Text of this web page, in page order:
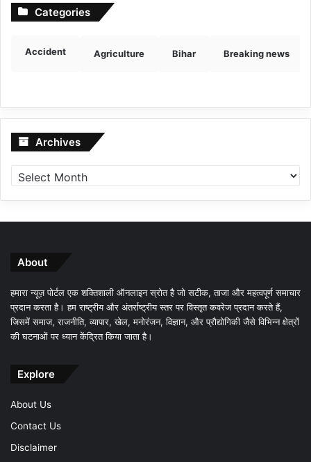
Categories
Accident Agriculture Bihar Breaking news
Archives Archives
About
हमारा न्यूज़ पोर्टल एक शक्तिशाली ऑनलाइन स्रोत है जो सटीक, ताजा और महत्वपूर्ण समाचार
प्रदान करता है। हम राष्ट्रीय और अंतर्राष्ट्रीय स्तर पर विस्तृत कवरेज प्रदान करते हैं,
जिसमें समाज, राजनीति, व्यापार, खेल, मनोरंजन, विज्ञान, और प्रौद्योगिकी जैसे विभिन्न क्षेत्रों
की घटनाओं पर ध्यान केंद्रित किया जाता है।
Explore
About Us
Contact Us
Disclaimer